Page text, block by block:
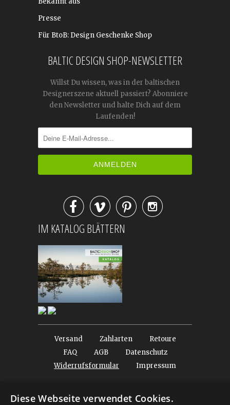
Presse
Für BtoB: Design Geschenke Shop
BALTIC DESIGN SHOP-NEWSLETTER
Willst Du wissen, was in der baltischen
Designerszene aktuell passiert? Abonniere
den Newsletter und halte Dich auf dem
Laufenden!

IM KATALOG BLÄTTERN
Versand Zahlarten
Retoure
FAQ
AGB
Datenschutz
Widerrufsformular
Impressum
© 2026 Baltic Design Shop. Baltic Design Shop
Diese Webseite verwendet Cookies.